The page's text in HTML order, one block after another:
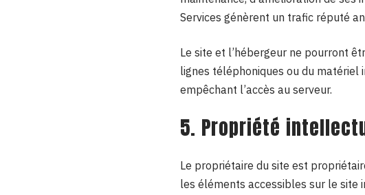
Services génèrent un trafic réputé
Le site et l’hébergeur ne pourront
lignes téléphoniques ou du matériel
empêchant l’accès au serveur.
5. Propriété
Le propriétaire du site est
les éléments accessibles sur le site